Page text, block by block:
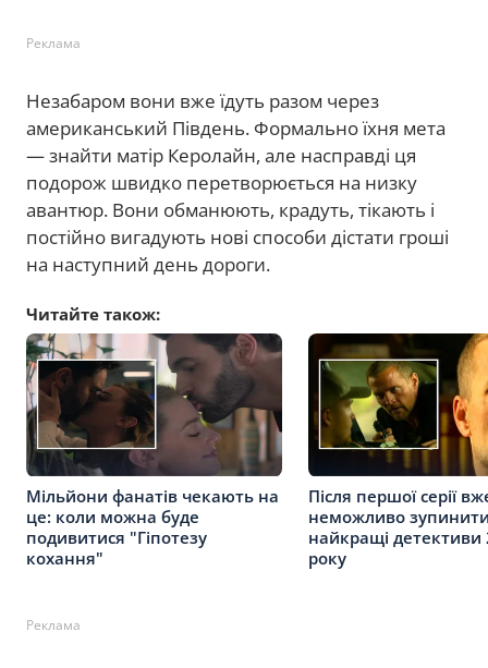
Реклама
Незабаром вони вже їдуть разом через
американський Південь. Формально їхня мета
— знайти матір Керолайн, але насправді ця
подорож швидко перетворюється на низку
авантюр. Вони обманюють, крадуть, тікають і
постійно вигадують нові способи дістати гроші
на наступний день дороги.
Читайте також:
Мільйони фанатів чекають на
це: коли можна буде
подивитися "Гіпотезу
кохання"
Після першої серії
неможливо
найкращі детективи
року
Реклама